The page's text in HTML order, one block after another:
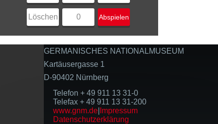
Löschen 0 Abspielen
GERMANISCHES NATIONALMUSEUM
Kartäusergasse 1
D-90402 Nürnberg
Telefon + 49 911 13 31-0
Telefax + 49 911 13 31-200
www.gnm.de Impressum
Datenschutzerklärung